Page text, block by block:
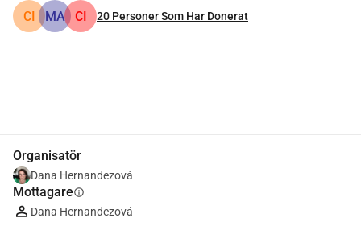
CI MA CI 20 Personer Som Har Donerat
Organisatör
Dana Hernandezová
Mottagareinfo
Dana Hernandezová